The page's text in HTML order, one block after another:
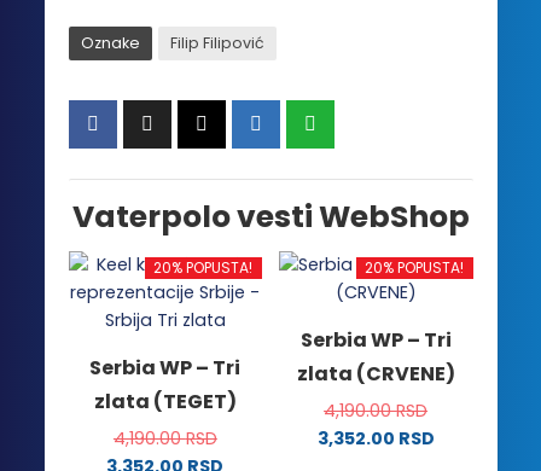
Oznake Filip Filipović
Vaterpolo vesti WebShop
20% POPUSTA!
Serbia WP – Tri
zlata (TEGET)
4,190.00RSD
20% POPUSTA!
Serbia WP – Tri
zlata (CRVENE)
4,190.00RSD
3,352.00 RSD